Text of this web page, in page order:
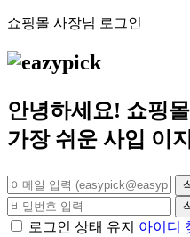
쇼핑몰 사장님 로그인
안녕하세요! 쇼핑
가장 쉬운 사입 이
로그인 상태 유지 아이디